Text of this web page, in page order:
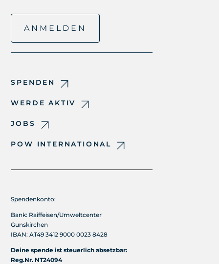
ANMELDEN
SPENDEN
WERDE AKTIV
JOBS
POW INTERNATIONAL
Spendenkonto:
Bank: Raiffeisen/Umweltcenter
Gunskirchen
IBAN: AT49 3412 9000 0023 8428
Deine spende ist steuerlich absetzbar:
Reg.Nr. NT24094